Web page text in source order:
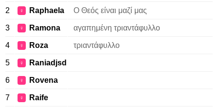
2 ♀ Raphaela Ο Θεός είναι μαζί μας
3 ♀ Ramona αγαπημένη τριαντάφυλλο
4 ♀ Roza τριαντάφυλλο
5 ♀ Raniadjsd
6 ♀ Rovena
7 ♀ Raife